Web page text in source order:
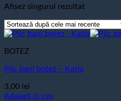
Afișez singurul rezultat
BOTEZ
Plic bani botez – Katia
3,00 lei
Adaugă în coș